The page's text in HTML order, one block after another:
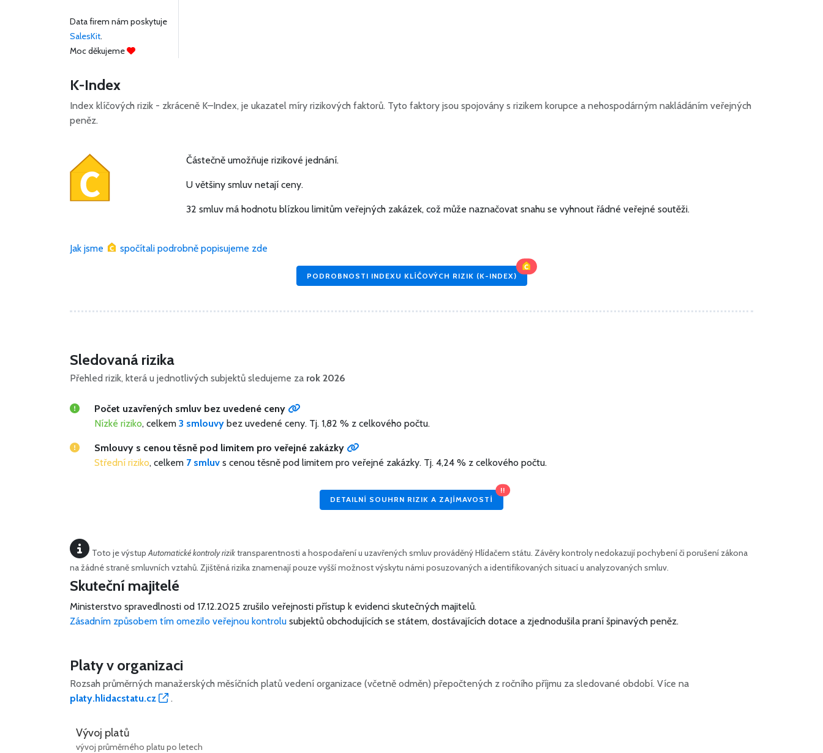
Data firem nám poskytuje
SalesKit.
Moc děkujeme
K-Index
Index klíčových rizik - zkráceně K–Index, je ukazatel míry rizikových faktorů. Tyto faktory jsou spojovány s rizikem korupce a nehospodárným nakládáním veřejných
peněz.
Částečně umožňuje rizikové jednání.
U většiny smluv netají ceny.
32 smluv má hodnotu blízkou limitům veřejných zakázek, což může naznačovat snahu se vyhnout řádné veřejné soutěži.
Jak jsme spočítali podrobně popisujeme zde
PODROBNOSTI INDEXU KLÍČOVÝCH RIZIK (K-INDEX)
Sledovaná rizika
Přehled rizik, která u jednotlivých subjektů sledujeme za rok 2026
Počet uzavřených smluv bez uvedené ceny
Nízké riziko, celkem 3 smlouvy bez uvedené ceny. Tj. 1,82 % z celkového počtu.
Smlouvy s cenou těsně pod limitem pro veřejné zakázky
Střední riziko, celkem 7 smluv s cenou těsně pod limitem pro veřejné zakázky. Tj. 4,24 % z celkového počtu.
DETAILNÍ SOUHRN RIZIK A ZAJÍMAVOSTÍ
!!
Toto je výstupAutomatické kontroly riziktransparentnosti a hospodaření u uzavřených smluv prováděný Hlídačem státu. Závěry kontroly nedokazují pochybení či porušení zákona
na žádné straně smluvních vztahů. Zjištěná rizika znamenají pouze vyšší možnost výskytu námi posuzovaných a identifikovaných situací u analyzovaných smluv.
Skuteční majitelé
Ministerstvo spravedlnosti od 17.12.2025 zrušilo veřejnosti přístup k evidenci skutečných majitelů.
Zásadním způsobem tím omezilo veřejnou kontrolu subjektů obchodujících se státem, dostávajících dotace a zjednodušila praní špinavých peněz.
Platy v organizaci
Rozsah průměrných manažerských měsíčních platů vedení organizace (včetně odměn) přepočtených z ročního příjmu za sledované období. Více na
platy.hlidacstatu.cz
.
Vývoj platů
vývoj průměrného platu po letech